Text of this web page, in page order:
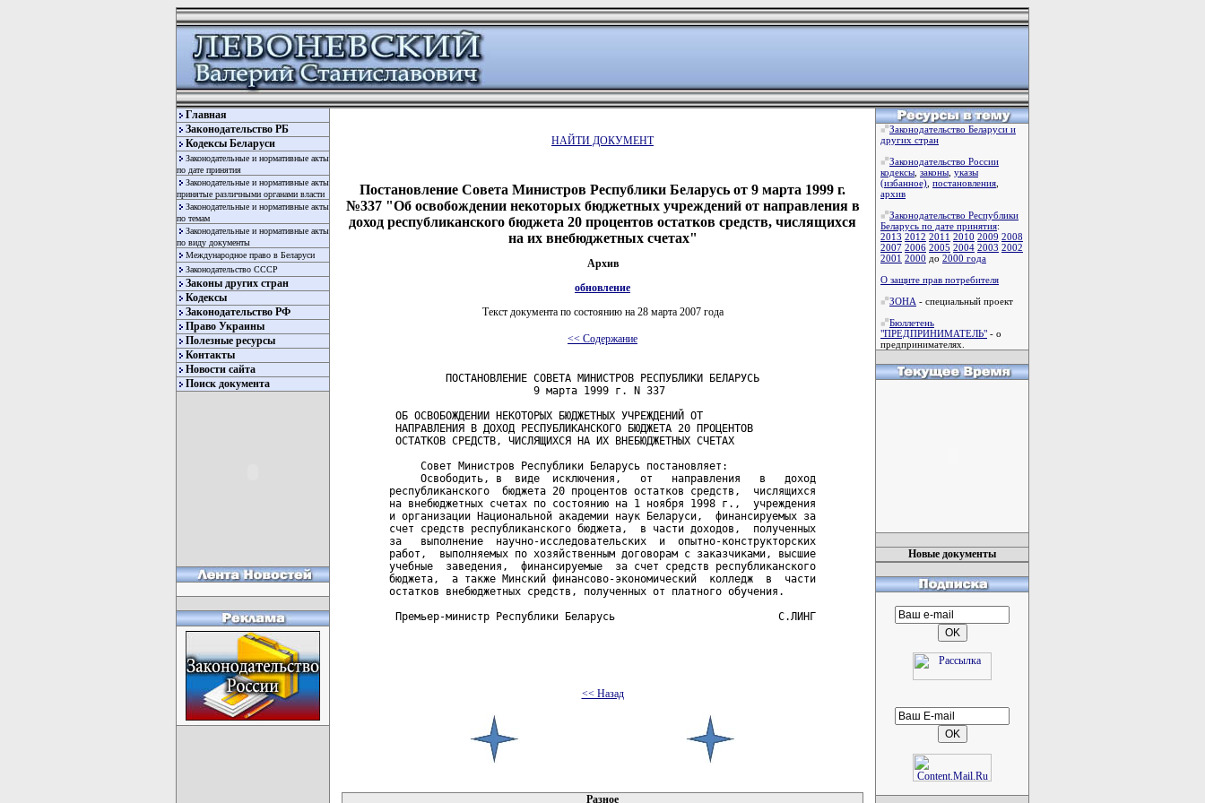
Главная
Законодательство РБ
Кодексы Беларуси
Законодательные и нормативные акты
по дате принятия
Законодательные и нормативные акты
принятые различными органами власти
Законодательные и нормативные акты
по темам
Законодательные и нормативные акты
по виду документы
Международное право в Беларуси
Законодательство СССР
Законы других стран
Кодексы
Законодательство РФ
Право Украины
Полезные ресурсы
Контакты
Новости сайта
Поиск документа
НАЙТИ ДОКУМЕНТ
Постановление Совета Министров Республики Беларусь от 9 марта 1999 г.
№337 "Об освобождении некоторых бюджетных учреждений от направления в
доход республиканского бюджета 20 процентов остатков средств, числящихся
на их внебюджетных счетах"
Архив
обновление
Текст документа по состоянию на 28 марта 2007 года
<< Содержание
         ПОСТАНОВЛЕНИЕ СОВЕТА МИНИСТРОВ РЕСПУБЛИКИ БЕЛАРУСЬ
                       9 марта 1999 г. N 337
ОБ ОСВОБОЖДЕНИИ НЕКОТОРЫХ БЮДЖЕТНЫХ УЧРЕЖДЕНИЙ ОТ
НАПРАВЛЕНИЯ В ДОХОД РЕСПУБЛИКАНСКОГО БЮДЖЕТА 20 ПРОЦЕНТОВ
ОСТАТКОВ СРЕДСТВ, ЧИСЛЯЩИХСЯ НА ИХ ВНЕБЮДЖЕТНЫХ СЧЕТАХ
     Совет Министров Республики Беларусь постановляет:
     Освободить, в  виде  исключения,   от   направления   в   доход
республиканского  бюджета 20 процентов остатков средств,  числящихся
на внебюджетных счетах по состоянию на 1 ноября 1998 г.,  учреждения
и организации Национальной академии наук Беларуси,  финансируемых за
счет средств республиканского бюджета,  в части доходов,  полученных
за   выполнение  научно-исследовательских  и  опытно-конструкторских
работ,  выполняемых по хозяйственным договорам с заказчиками, высшие
учебные  заведения,  финансируемые  за счет средств республиканского
бюджета,  а также Минский финансово-экономический  колледж  в  части
остатков внебюджетных средств, полученных от платного обучения.
Премьер-министр Республики Беларусь                          С.ЛИНГ
<< Назад
Разное
Законодательство Беларуси и
других стран
Законодательство России
кодексы законы указы
(избанное) постановления
архив
Законодательство Республики
Беларусь по дате принятия:
2013 2012 2011 2010 2009 2008
2007 2006 2005 2004 2003 2002
2001 2000 до 2000 года
О защите прав потребителя
ЗОНА - специальный проект
Бюллетень
"ПРЕДПРИНИМАТЕЛЬ" - о
предпринимателях.
Новые документы